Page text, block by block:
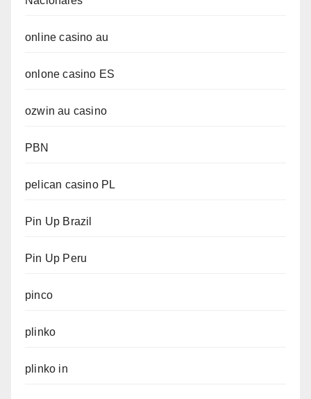
online casino au
onlone casino ES
ozwin au casino
PBN
pelican casino PL
Pin Up Brazil
Pin Up Peru
pinco
plinko
plinko in